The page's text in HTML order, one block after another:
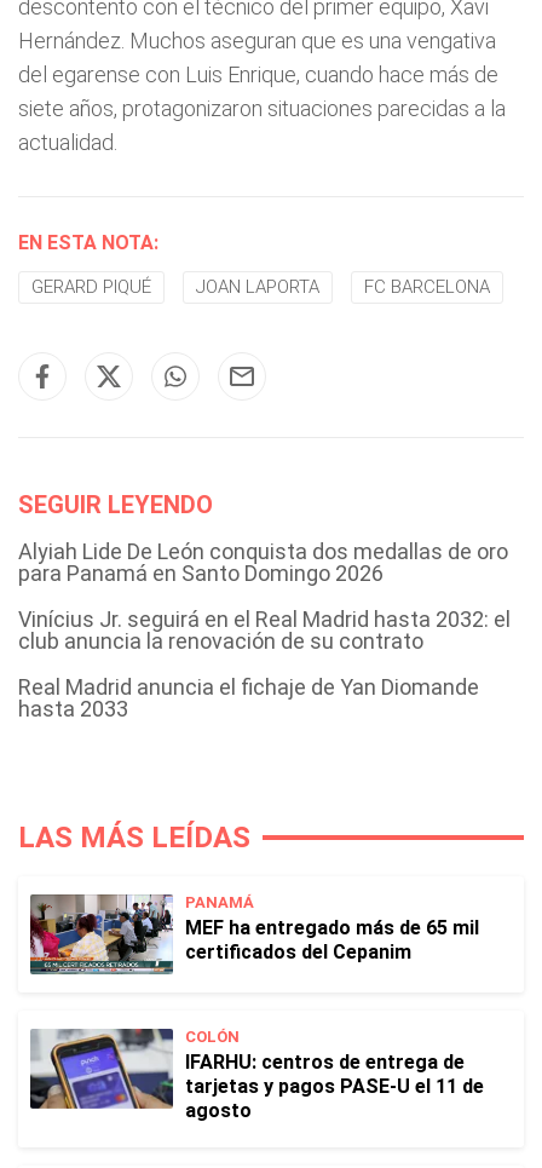
descontento con el técnico del primer equipo, Xavi
Hernández. Muchos aseguran que es una vengativa
del egarense con Luis Enrique, cuando hace más de
siete años, protagonizaron situaciones parecidas a la
actualidad.
EN ESTA NOTA:
GERARD PIQUÉ JOAN LAPORTA FC BARCELONA
SEGUIR LEYENDO
Alyiah Lide De León conquista dos medallas de oro
para Panamá en Santo Domingo 2026
Vinícius Jr. seguirá en el Real Madrid hasta 2032: el
club anuncia la renovación de su contrato
Real Madrid anuncia el fichaje de Yan Diomande
hasta 2033
LAS MÁS LEÍDAS
PANAMÁ
MEF ha entregado más de 65 mil
certificados del Cepanim
COLÓN
IFARHU: centros de entrega de
tarjetas y pagos PASE-U el 11 de
agosto